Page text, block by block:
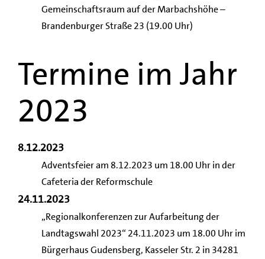
Gemeinschaftsraum auf der Marbachshöhe –
Brandenburger Straße 23 (19.00 Uhr)
Termine im Jahr
2023
8.12.2023
Adventsfeier am 8.12.2023 um 18.00 Uhr in der
Cafeteria der Reformschule
24.11.2023
„Regionalkonferenzen zur Aufarbeitung der
Landtagswahl 2023“ 24.11.2023 um 18.00 Uhr im
Bürgerhaus Gudensberg, Kasseler Str. 2 in 34281